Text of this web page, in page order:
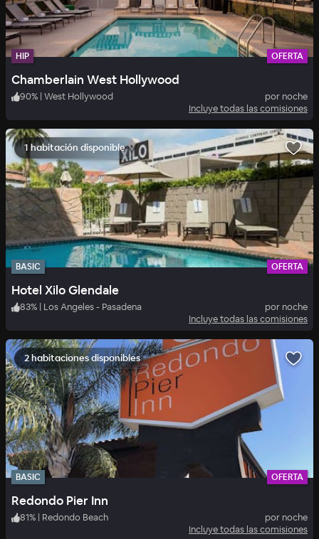
HIP OFERTA
Chamberlain West Hollywood
90% | West Hollywood
por noche
Incluye todas las comisiones
1 habitación disponible
BASIC OFERTA
Hotel Xilo Glendale
83% | Los Angeles - Pasadena
por noche
Incluye todas las comisiones
2 habitaciones disponibles
BASIC OFERTA
Redondo Pier Inn
81% | Redondo Beach
por noche
Incluye todas las comisiones